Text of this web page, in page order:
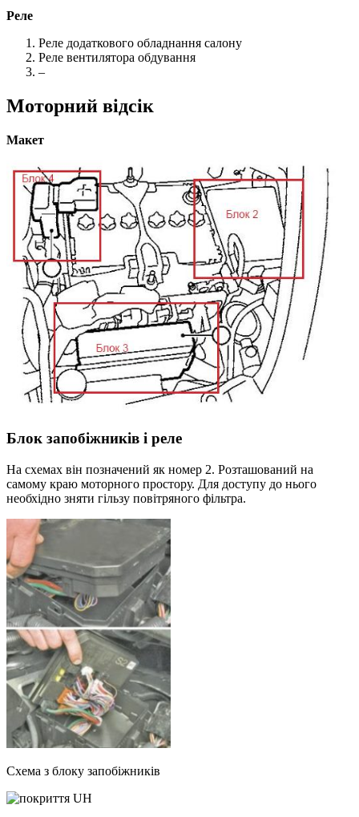
Реле
Реле додаткового обладнання салону
Реле вентилятора обдування
–
Моторний відсік
Макет
Блок запобіжників і реле
На схемах він позначений як номер 2. Розташований на
самому краю моторного простору. Для доступу до нього
необхідно зняти гільзу повітряного фільтра.
Схема з блоку запобіжників